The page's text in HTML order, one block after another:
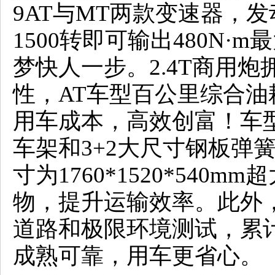
9AT与MT两款变速器，
1500转即可输出480N·m
梦快人一步。2.4T商用炮
性，AT车型百公里综合
用车成本，高效创富！车
车架和3+2大尺寸钢板弹
寸为1760*1520*540mm
物，提升运输效率。此外
道路和极限环境测试，累
成熟可靠，用车更省心。